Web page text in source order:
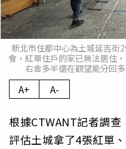
新北市住都中心為土城延吉街
會，紅單住戶的家已無法居住
右舍多半還在觀望能分回
A+ A-
根據CTWANT記者調
評估土城拿了4張紅單